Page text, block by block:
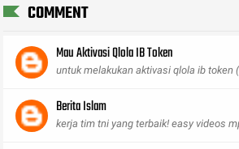
COMMENT
Mau Aktivasi Qlola IB Token
untuk melakukan aktivasi qlola ib token
Berita Islam
kerja tim tni yang terbaik! easy videos